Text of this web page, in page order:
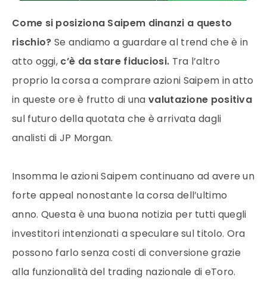
Come si posiziona Saipem dinanzi a questo
rischio? Se andiamo a guardare al trend che è in
atto oggi, c’è da stare fiduciosi. Tra l’altro
proprio la corsa a comprare azioni Saipem in atto
in queste ore è frutto di unavalutazione positiva
sul futuro della quotata che è arrivata dagli
analisti di JP Morgan.
Insomma le azioni Saipem continuano ad avere un
forte appeal nonostante la corsa dell’ultimo
anno. Questa è una buona notizia per tutti quegli
investitori intenzionati a speculare sul titolo. Ora
possono farlo senza costi di conversione grazie
alla funzionalità del trading nazionale di eToro.